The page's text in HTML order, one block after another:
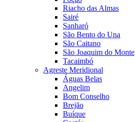
Riacho das Almas
Sairé
Sanharó
São Bento do Una
São Caitano
São Joaquim do Monte
Tacaimbó
Agreste Meridional
Águas Belas
Angelim
Bom Conselho
Brejão
Buíque